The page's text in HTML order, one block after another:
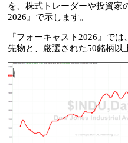
を、株式トレーダーや投資家
2026』で示します。
『フォーキャスト2026』で
先物と、厳選された50銘柄以